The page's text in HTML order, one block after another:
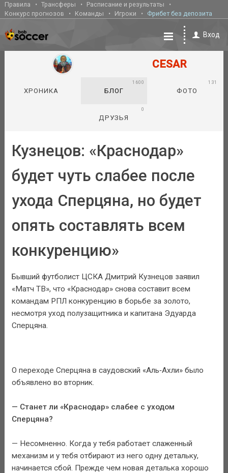
Правила Трансферы
Расписание и результаты
Конкурс прогнозов
Команды Игроки Фрибет без депозита
Вход
CESAR
ХРОНИКА БЛОГ
1600
ФОТО
131
ДРУЗЬЯ
0
Кузнецов: «Краснодар»
будет чуть слабее после
ухода Сперцяна, но будет
опять составлять всем
конкуренцию»
Бывший футболист ЦСКА Дмитрий Кузнецов заявил
«Матч ТВ», что «Краснодар» снова составит всем
командам РПЛ конкуренцию в борьбе за золото,
несмотря уход полузащитника и капитана Эдуарда
Сперцяна.
О переходе Сперцяна в саудовский «Аль‑Ахли» было
объявлено во вторник.
— Станет ли «Краснодар» слабее с уходом
Сперцяна?
— Несомненно. Когда у тебя работает слаженный
механизм и у тебя отбирают из него одну детальку,
начинается сбой. Прежде чем новая деталька хорошо